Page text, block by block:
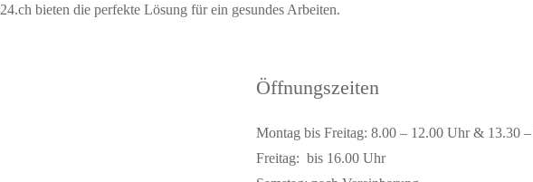
bieten die perfekte Lösung für ein gesundes Arbeiten.
Öffnungszeiten
Montag bis Freitag: 8.00 – 12.00 Uhr & 13.30
Freitag: bis 16.00 Uhr